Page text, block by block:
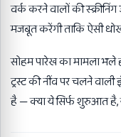
वर्क करने वालों की
मजबूत करेंगी ताकि ऐसी
सोहम पारेख का मामला भले
ट्रस्ट की नींव पर चलने
है — क्या ये सिर्फ शुरुआत